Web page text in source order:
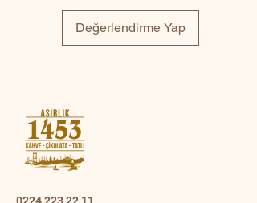
Değerlendirme Yap